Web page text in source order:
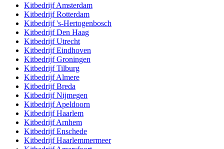
KitbedrijfAmsterdam
KitbedrijfRotterdam
Kitbedrijf's-Hertogenbosch
KitbedrijfDen Haag
KitbedrijfUtrecht
KitbedrijfEindhoven
KitbedrijfGroningen
KitbedrijfTilburg
KitbedrijfAlmere
KitbedrijfBreda
KitbedrijfNijmegen
KitbedrijfApeldoorn
KitbedrijfHaarlem
KitbedrijfArnhem
KitbedrijfEnschede
KitbedrijfHaarlemmermeer